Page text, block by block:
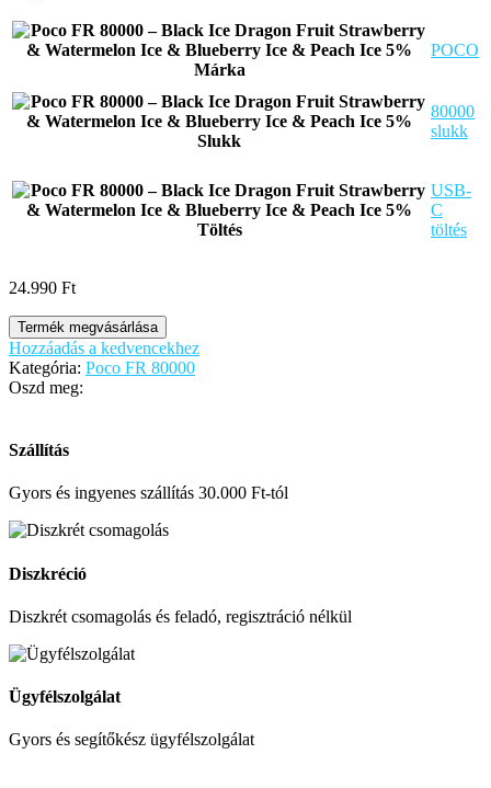
Márka
POCO
Slukk
80000
slukk
Töltés
USB-
C
töltés
24.990 Ft
Termék megvásárlása
Hozzáadás a kedvencekhez
Kategória: Poco FR 80000
Oszd meg:
Szállítás
Gyors és ingyenes szállítás 30.000 Ft-tól
Diszkréció
Diszkrét csomagolás és feladó, regisztráció nélkül
Ügyfélszolgálat
Gyors és segítőkész ügyfélszolgálat